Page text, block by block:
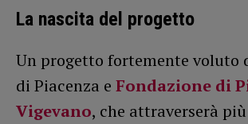
La nascita del progetto
Un progetto fortemente voluto
di Piacenza e Fondazione di
Vigevano, che attraverserà